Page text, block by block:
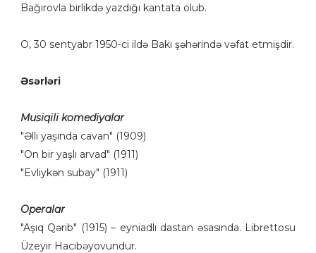
Bağırovla birlikdə yazdığı kantata olub.
O, 30 sentyabr 1950-ci ildə Bakı şəhərində vəfat etmişdir.
Əsərləri
Musiqili komediyalar
"Əlli yaşında cavan" (1909)
"On bir yaşlı arvad" (1911)
"Evliykən subay" (1911)
Operalar
"Aşıq Qərib" (1915) – eyniadlı dastan əsasında. Librettosu
Üzeyir Hacıbəyovundur.